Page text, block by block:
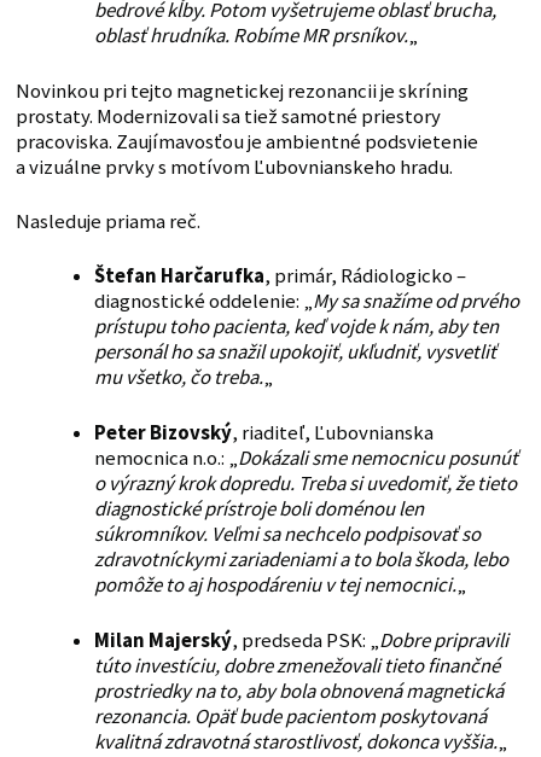
bedrové kĺby. Potom vyšetrujeme oblasť brucha,
oblasť hrudníka. Robíme MR prsníkov.„
Novinkou pri tejto magnetickej rezonancii je skríning
prostaty. Modernizovali sa tiež samotné priestory
pracoviska. Zaujímavosťou je ambientné podsvietenie
a vizuálne prvky s motívom Ľubovnianskeho hradu.
Nasleduje priama reč.
Štefan Harčarufka, primár, Rádiologicko –
diagnostické oddelenie: „My sa snažíme od prvého
prístupu toho pacienta, keď vojde k nám, aby ten
personál ho sa snažil upokojiť, ukľudniť, vysvetliť
mu všetko, čo treba.„
Peter Bizovský, riaditeľ, Ľubovnianska
nemocnica n.o.: „Dokázali sme nemocnicu posunúť
o výrazný krok dopredu. Treba si uvedomiť, že tieto
diagnostické prístroje boli doménou len
súkromníkov. Veľmi sa nechcelo podpisovať so
zdravotníckymi zariadeniami a to bola škoda, lebo
pomôže to aj hospodáreniu v tej nemocnici.„
Milan Majerský, predseda PSK: „Dobre pripravili
túto investíciu, dobre zmenežovali tieto finančné
prostriedky na to, aby bola obnovená magnetická
rezonancia. Opäť bude pacientom poskytovaná
kvalitná zdravotná starostlivosť, dokonca vyššia.„